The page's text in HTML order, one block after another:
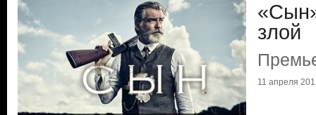
злой
11 апреля